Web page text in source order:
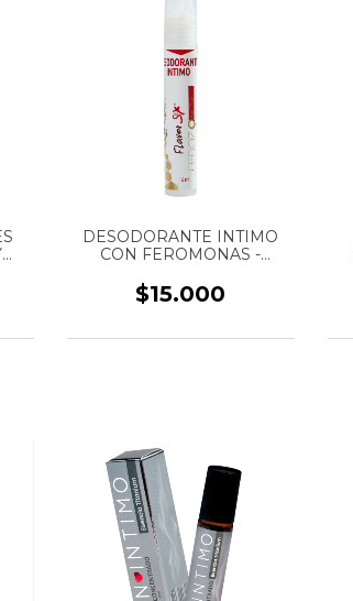
DESODORANTE INTIMO
CON FEROMONAS -
ML
$15.000